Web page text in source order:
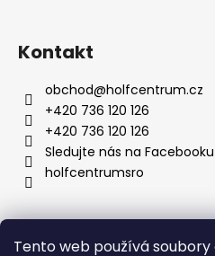
Tento web používá soubory
Kontakt
obchod@holfcentrum.cz
+420 736 120 126
+420 736 120 126
Sledujte nás na
holfcentrumsro